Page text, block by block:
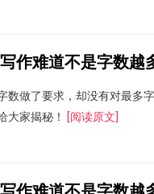
作难道不是字数越
数做了要求，却没有对最多
大家揭秘！
[阅读原文]